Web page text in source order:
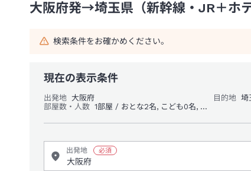
大阪府発→埼玉県（新幹線・JR＋ホ
検索条件をお確かめください。
現在の表示条件
出発地 大阪府 目的地 埼
部屋数・人数
1部屋 / おとな2名, こども0名, 幼児0名
出発地